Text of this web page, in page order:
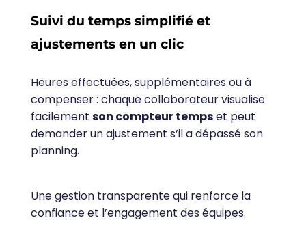
Suivi du temps simplifié et
ajustements en un clic
Heures effectuées, supplémentaires ou à
compenser : chaque collaborateur visualise
facilement son compteur tempset peut
demander un ajustement s’il a dépassé son
planning.
Une gestion transparente qui renforce la
confiance et l’engagement des équipes.